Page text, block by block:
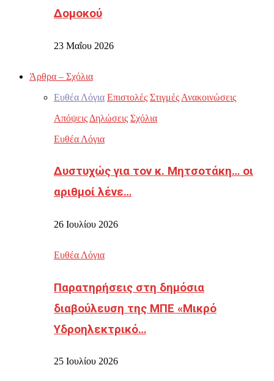
Δομοκού
23 Μαΐου 2026
Άρθρα – Σχόλια
Ευθέα Λόγια Επιστολές Στιγμές Ανακοινώσεις
Απόψεις Δηλώσεις Σχόλια
Ευθέα Λόγια
Δυστυχώς για τον κ. Μητσοτάκη… οι
αριθμοί λένε…
26 Ιουλίου 2026
Ευθέα Λόγια
Παρατηρήσεις στη δημόσια
διαβούλευση της ΜΠΕ «Μικρό
Υδροηλεκτρικό…
25 Ιουλίου 2026